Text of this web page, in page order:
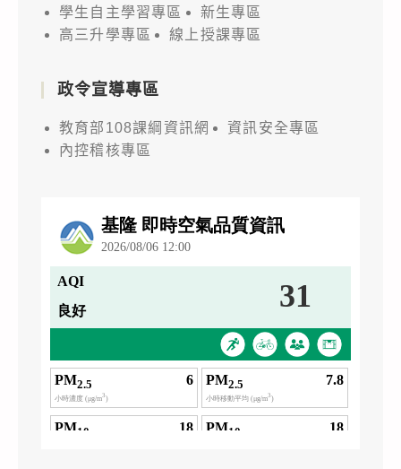
學生自主學習專區
新生專區
高三升學專區
線上授課專區
政令宣導專區
教育部108課綱資訊網
資訊安全專區
內控稽核專區